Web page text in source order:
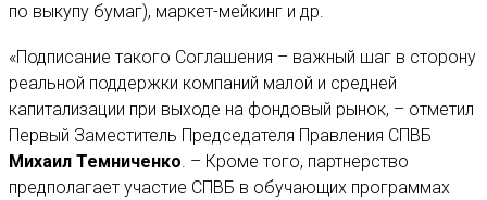
по выкупу бумаг), маркет-мейкинг и др.
«Подписание такого Соглашения – важный шаг в сторону
реальной поддержки компаний малой и средней
капитализации при выходе на фондовый рынок, – отметил
Первый Заместитель Председателя Правления СПВБ
Михаил Темниченко. – Кроме того, партнерство
предполагает участие СПВБ в обучающих программах